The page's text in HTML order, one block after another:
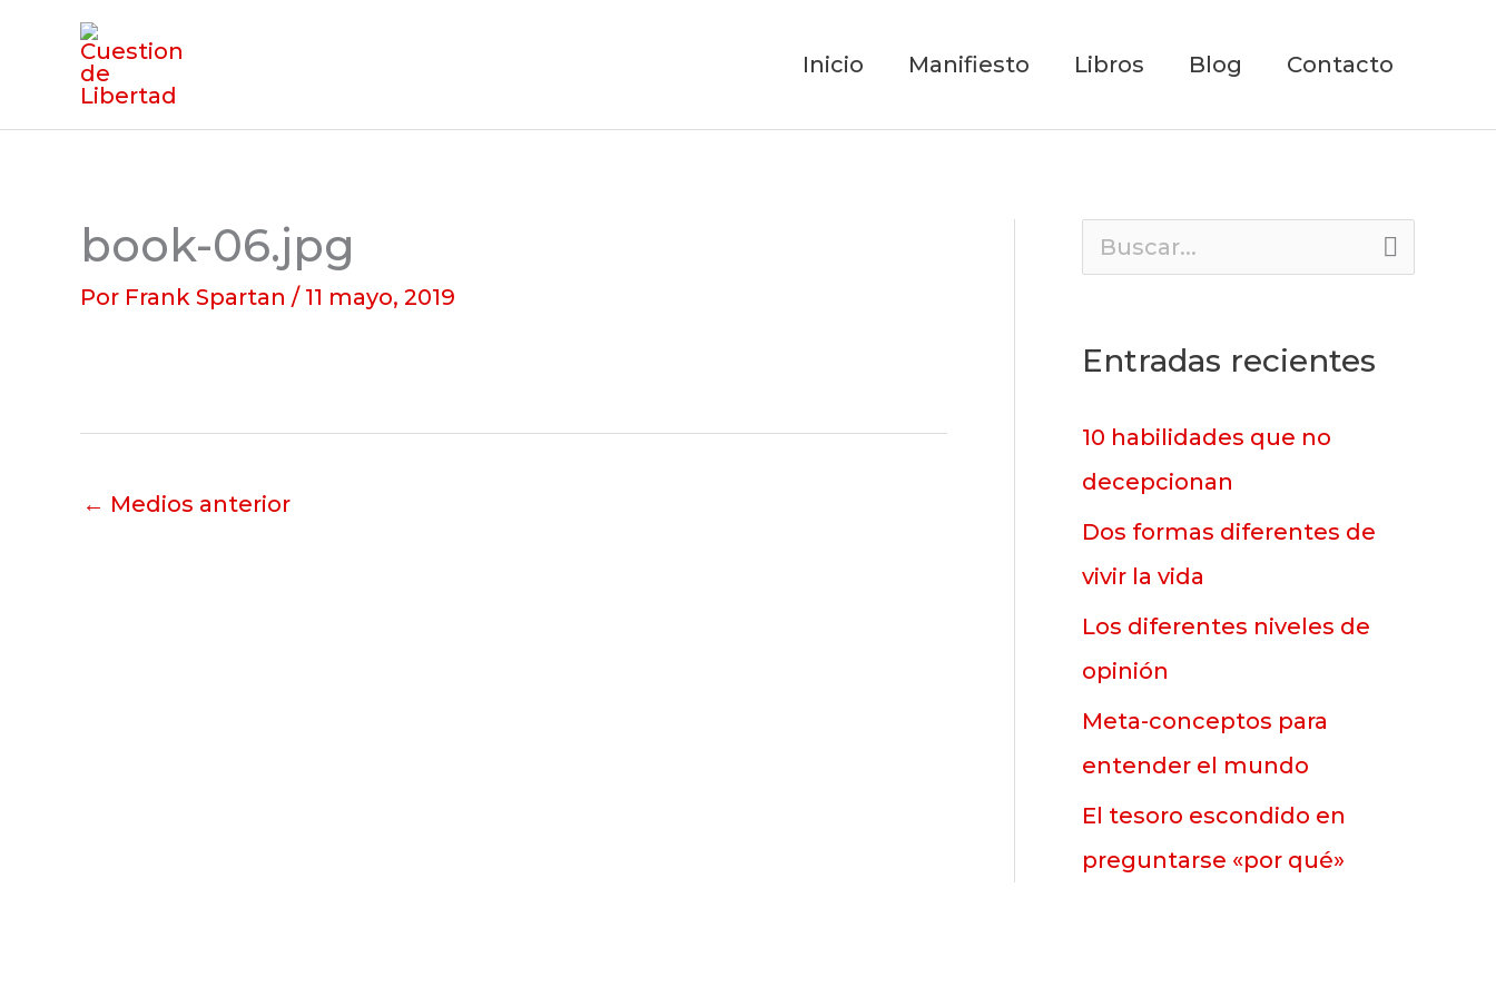
contenido
Inicio Manifiesto Libros Blog Contacto
book-06.jpg
Por Frank Spartan / 11 mayo, 2019
← Medios anterior
s
a
r
p
o
Entradas recientes
10 habilidades que no
decepcionan
Dos formas diferentes de
vivir la vida
Los diferentes niveles de
opinión
Meta-conceptos para
entender el mundo
El tesoro escondido en
preguntarse «por qué»